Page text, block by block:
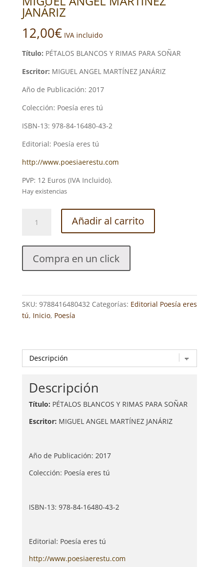
JANÁRIZ
12,00€ IVA incluido
Título: PÉTALOS BLANCOS Y RIMAS PARA SOÑAR
Escritor: MIGUEL ANGEL MARTÍNEZ JANÁRIZ
Año de Publicación: 2017
Colección: Poesía eres tú
ISBN-13: 978-84-16480-43-2
Editorial: Poesía eres tú
http://www.poesiaerestu.com
PVP: 12 Euros (IVA Incluido).
Hay existencias
BLANCOS
RIMAS
PARA
SOÑAR.
ANGEL
MARTÍNEZ
JANÁRIZ
Añadir al carrito
Compra en un click
SKU: 9788416480432 Categorías: Editorial Poesía eres
tú, Inicio, Poesía
Descripción
Título: PÉTALOS BLANCOS Y RIMAS PARA SOÑAR
Escritor: MIGUEL ANGEL MARTÍNEZ JANÁRIZ
Año de Publicación: 2017
Colección: Poesía eres tú
ISBN-13: 978-84-16480-43-2
Editorial: Poesía eres tú
http://www.poesiaerestu.com